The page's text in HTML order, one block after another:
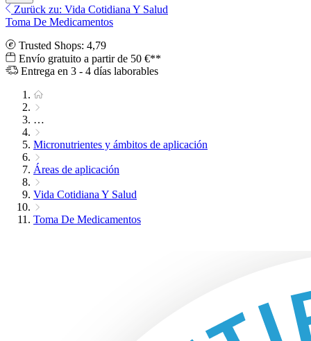
Zurück zu: Vida Cotidiana Y Salud
Toma De Medicamentos
Trusted Shops: 4,79
Envío gratuito a partir de 50 €**
Entrega en 3 - 4 días laborables
…
Micronutrientes y ámbitos de aplicación
Áreas de aplicación
Vida Cotidiana Y Salud
Toma De Medicamentos